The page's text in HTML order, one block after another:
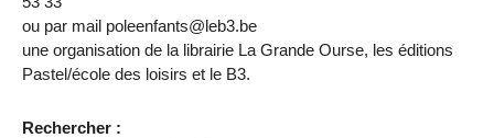
ou par mail poleenfants@leb3.be
une organisation de la librairie La Grande Ourse, les éditions
Pastel/école des loisirs et le B3.
Rechercher :